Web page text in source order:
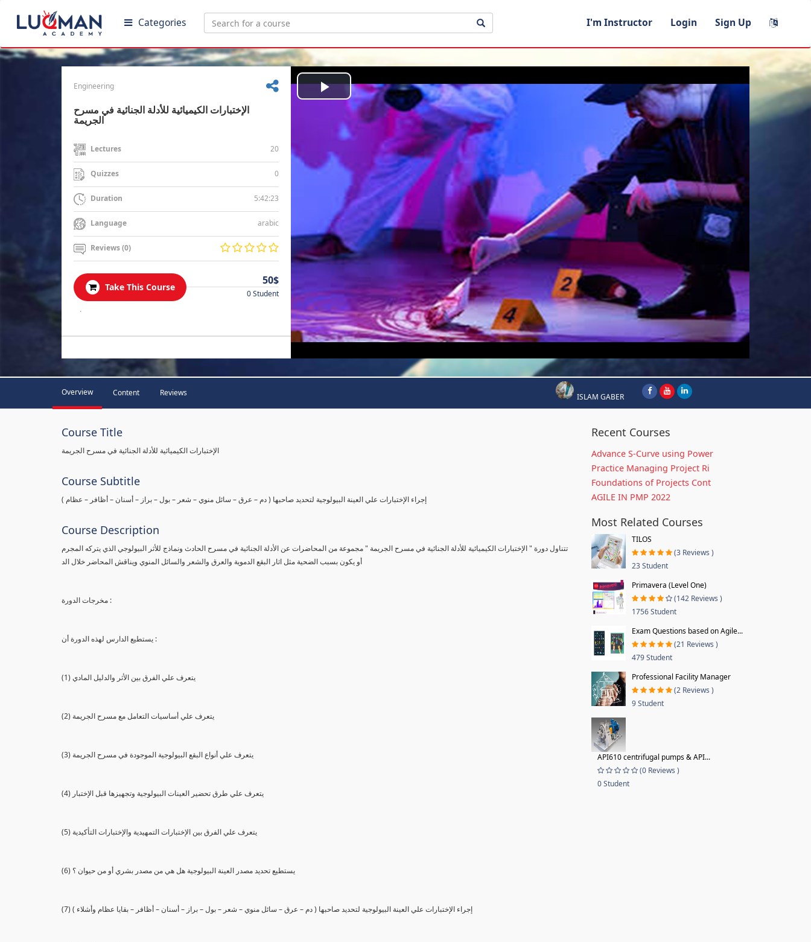
Categories I'm Instructor Login Sign Up
Engineering
الإختبارات الكيميائية للأدلة الجنائية في مسرح
الجريمة
Lectures 20
Quizzes 0
Duration 5:42:23
Language arabic
Reviews (0)
Take This Course
50$
0 Student
.
Play
Video
Overview Content Reviews ISLAM GABER
Course Title
الإختبارات الكيميائية للأدلة الجنائية في مسرح الجريمة
Course Subtitle
( إجراء الإختبارات علي العينة البيولوجية لتحديد صاحبها ( دم – عرق – سائل منوي – شعر – بول – براز – أسنان – أظافر – عظام
Course Description
تتناول دورة " الإختبارات الكيميائية للأدلة الجنائية في مسرح الجريمة " مجموعة من المحاضرات عن الأدلة الجنائية في مسرح الحادث ونماذج للأثر البيولوجي الذي يتركه المجرم
أو يكون بسبب الضحية مثل اثار البقع الدموية والعرق والشعر والسائل المنوي ويناقش المحاضر خلال الد
مخرجات الدورة :
يستطيع الدارس لهذه الدورة أن :
(1) يتعرف علي الفرق بين الأثر والدليل المادي
(2) يتعرف علي أساسيات التعامل مع مسرح الجريمة
(3) يتعرف علي أنواع البقع البيولوجية الموجودة في مسرح الجريمة
(4) يتعرف علي طرق تحضير العينات البيولوجية وتجهيزها قبل الإختبار
(5) يتعرف علي الفرق بين الإختبارات التمهيدية والإختبارات التأكيدية
(6) يستطيع تحديد مصدر العينة البيولوجية هل هي من مصدر بشري أو من حيوان ؟
(7) إجراء الإختبارات علي العينة البيولوجية لتحديد صاحبها ( دم – عرق – سائل منوي – شعر – بول – براز – أسنان – أظافر – بقايا عظام وأشلاء )
Recent Courses
Advance S-Curve using Power
Practice Managing Project Ri
Foundations of Projects Cont
AGILE IN PMP 2022
Most Related Courses
TILOS
(3 Reviews )
23 Student
Primavera (Level One)
(142 Reviews )
1756 Student
Exam Questions based on Agile...
(21 Reviews )
479 Student
Professional Facility Manager
(2 Reviews )
9 Student
API610 centrifugal pumps & API...
(0 Reviews )
0 Student